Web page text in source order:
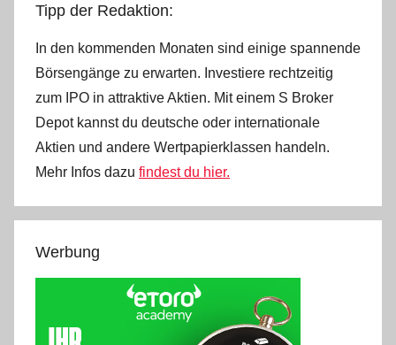
Tipp der Redaktion:
In den kommenden Monaten sind einige spannende
Börsengänge zu erwarten. Investiere rechtzeitig
zum IPO in attraktive Aktien. Mit einem S Broker
Depot kannst du deutsche oder internationale
Aktien und andere Wertpapierklassen handeln.
Mehr Infos dazu findest du hier.
Werbung